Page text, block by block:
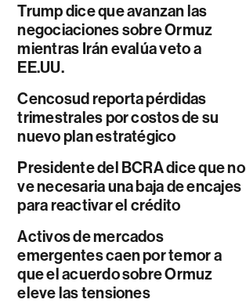
Trump dice que avanzan las
negociaciones sobre Ormuz
mientras Irán evalúa veto a
EE.UU.
Cencosud reporta pérdidas
trimestrales por costos de su
nuevo plan estratégico
Presidente del BCRA dice que no
ve necesaria una baja de encajes
para reactivar el crédito
Activos de mercados
emergentes caen por temor a
que el acuerdo sobre Ormuz
eleve las tensiones